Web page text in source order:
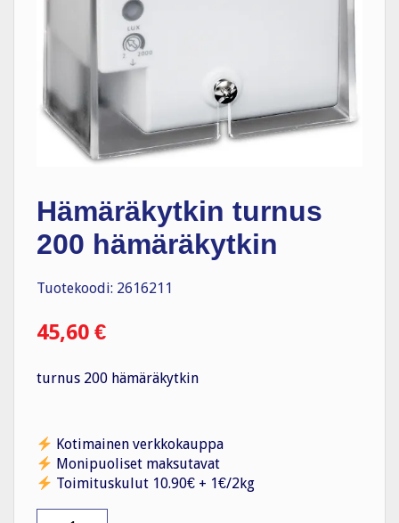
Hämäräkytkin turnus
200 hämäräkytkin
Tuotekoodi: 2616211
45,60 €
turnus 200 hämäräkytkin
Kotimainen verkkokauppa
Monipuoliset maksutavat
Toimituskulut 10.90€ + 1€/2kg